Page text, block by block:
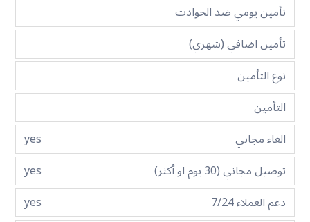
تأمين يومي ضد الحوادث
تأمين اضافي (شهري)
نوع التأمين
التأمين
الغاء مجاني
yes
توصيل مجاني (30 يوم او أكثر)
yes
دعم العملاء 7/24
yes